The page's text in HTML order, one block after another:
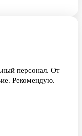
персонал. От
Рекомендую.